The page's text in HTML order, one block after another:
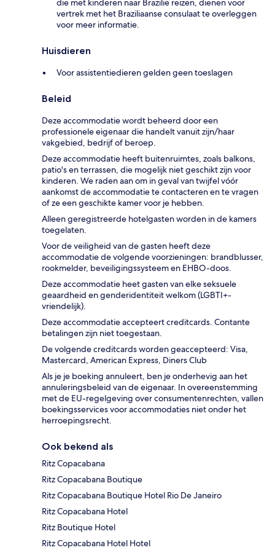
die met kinderen naar Brazilië reizen, dienen voor
vertrek met het Braziliaanse consulaat te overleggen
voor meer informatie.
Huisdieren
Voor assistentiedieren gelden geen toeslagen
Beleid
Deze accommodatie wordt beheerd door een
professionele eigenaar die handelt vanuit zijn/haar
vakgebied, bedrijf of beroep.
Deze accommodatie heeft buitenruimtes, zoals balkons,
patio's en terrassen, die mogelijk niet geschikt zijn voor
kinderen. We raden aan om in geval van twijfel vóór
aankomst de accommodatie te contacteren en te vragen
of ze een geschikte kamer voor je hebben.
Alleen geregistreerde hotelgasten worden in de kamers
toegelaten.
Voor de veiligheid van de gasten heeft deze
accommodatie de volgende voorzieningen: brandblusser,
rookmelder, beveiligingssysteem en EHBO-doos.
Deze accommodatie heet gasten van elke seksuele
geaardheid en genderidentiteit welkom (LGBTI+-
vriendelijk).
Deze accommodatie accepteert creditcards. Contante
betalingen zijn niet toegestaan.
De volgende creditcards worden geaccepteerd: Visa,
Mastercard, American Express, Diners Club
Als je je boeking annuleert, ben je onderhevig aan het
annuleringsbeleid van de eigenaar. In overeenstemming
met de EU-regelgeving over consumentenrechten, vallen
boekingsservices voor accommodaties niet onder het
herroepingsrecht.
Ook bekend als
Ritz Copacabana
Ritz Copacabana Boutique
Ritz Copacabana Boutique Hotel Rio De Janeiro
Ritz Copacabana Hotel
Ritz Boutique Hotel
Ritz Copacabana Hotel Hotel